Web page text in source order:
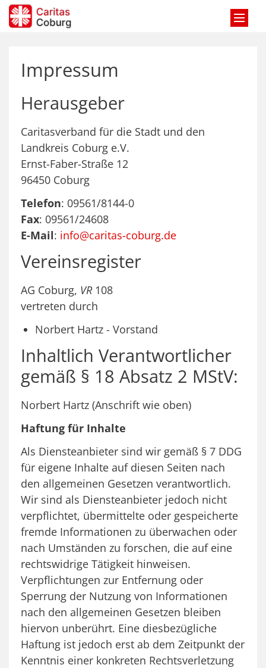
Zum Inhalt springen
Impressum
Herausgeber
Caritasverband für die Stadt und den
Landkreis Coburg e.V.
Ernst-Faber-Straße 12
96450 Coburg
Telefon: 09561/8144-0
Fax: 09561/24608
E-Mail: info@caritas-coburg.de
Vereinsregister
AG Coburg, VR 108
vertreten durch
Norbert Hartz - Vorstand
Inhaltlich Verantwortlicher
gemäß § 18 Absatz 2 MStV:
Norbert Hartz (Anschrift wie oben)
Haftung für Inhalte
Als Diensteanbieter sind wir gemäß § 7 DDG
für eigene Inhalte auf diesen Seiten nach
den allgemeinen Gesetzen verantwortlich.
Wir sind als Diensteanbieter jedoch nicht
verpflichtet, übermittelte oder gespeicherte
fremde Informationen zu überwachen oder
nach Umständen zu forschen, die auf eine
rechtswidrige Tätigkeit hinweisen.
Verpflichtungen zur Entfernung oder
Sperrung der Nutzung von Informationen
nach den allgemeinen Gesetzen bleiben
hiervon unberührt. Eine diesbezügliche
Haftung ist jedoch erst ab dem Zeitpunkt der
Kenntnis einer konkreten Rechtsverletzung